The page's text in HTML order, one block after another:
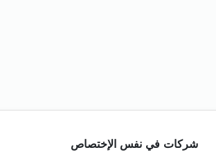
شركات في نفس الإختصاص